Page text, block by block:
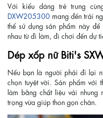
Với kiểu dáng trẻ trung
DXW205300 mang đến trải
thể sử dụng sản phẩm này
nhau từ đi làm, đi chơi đến dự
Dép xốp nữ Biti's
Nếu bạn là người phải đi lại
chọn tuyệt vời. Sản phẩm với
làm bằng chất liệu vải nhung
trọng vừa giúp thon gọn chân.